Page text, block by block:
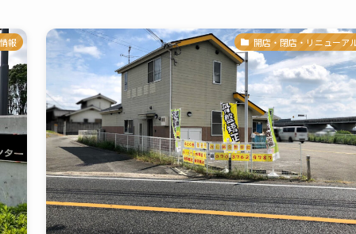
報 開店・閉店・リニューア